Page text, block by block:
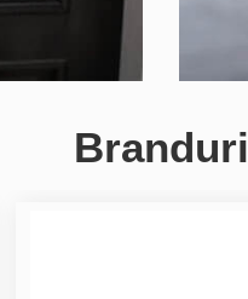
Branduri